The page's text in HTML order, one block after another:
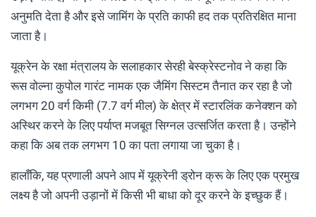
अनुमति देता है और इसे जामिंग के प्रति काफी हद तक प्रतिरक्षित माना
जाता है।
यूक्रेन के रक्षा मंत्रालय के सलाहकार सेरही बेस्क्रेस्टनोव ने कहा कि
रूस वोल्ना कुपोल गारंट नामक एक जैमिंग सिस्टम तैनात कर रहा है जो
लगभग 20 वर्ग किमी (7.7 वर्ग मील) के क्षेत्र में स्टारलिंक कनेक्शन को
अस्थिर करने के लिए पर्याप्त मजबूत सिग्नल उत्सर्जित करता है। उन्होंने
कहा कि अब तक लगभग 10 का पता लगाया जा चुका है।
हालाँकि, यह प्रणाली अपने आप में यूक्रेनी ड्रोन क्रू के लिए एक प्रमुख
लक्ष्य है जो अपनी उड़ानों में किसी भी बाधा को दूर करने के इच्छुक हैं।